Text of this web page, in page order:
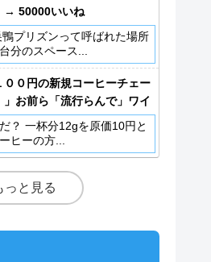
→ 50000いいね
プリズンって呼ばれた場所
分のスペース...
００円の新規コーヒーチェー
」お前ら「流行らんで」ワイ
（スッ」
？ 一杯分12gを原価10円と
ヒーの方...
っと見る